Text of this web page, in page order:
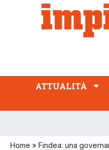
ATTUALITÀ
PROFESSIONE
ATTUALITÀ
Home » Findea: una